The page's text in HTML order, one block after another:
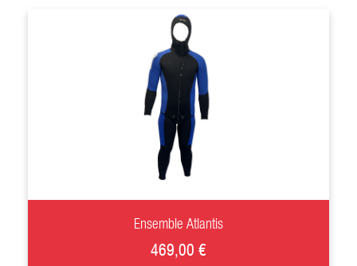
+
Ensemble Atlantis
469,00 €